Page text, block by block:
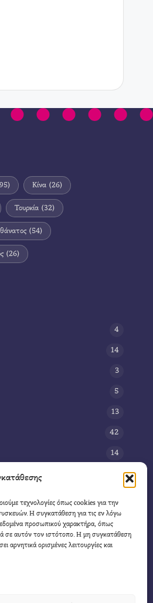
τεχνολογίες όπως cookies για την
Η συγκατάθεση για τις εν λόγω
προσωπικού χαρακτήρα, όπως
σε αυτόν τον ιστότοπο. Η μη συγκατάθεση
αρνητικά ορισμένες λειτουργίες και
Κίνα (26)
Τουρκία (32)
θάνατος (54)
(26)
4
14
3
5
13
42
14
11
4